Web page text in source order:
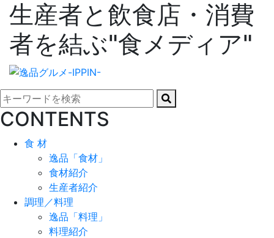
生産者と飲食店・消費
者を結ぶ"食メディア"
CONTENTS
食 材
逸品「食材」
食材紹介
生産者紹介
調理／料理
逸品「料理」
料理紹介